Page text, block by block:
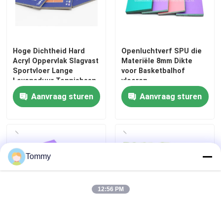
Huis
Producten
Hoge Dichtheid Hard
Acryl Oppervlak Slagvast
Sportvloer Lange
Levensduur Tennisbaan
Coating Duurzaam
Basketbal Bestrating
Ontwerp Ondersteuning
Export Standaard
Aanvraag sturen
Openluchtverf SPU die
Materiële 8mm Dikte
voor Basketbalhof
vloeren
Aanvraag sturen
Tommy
12:56 PM